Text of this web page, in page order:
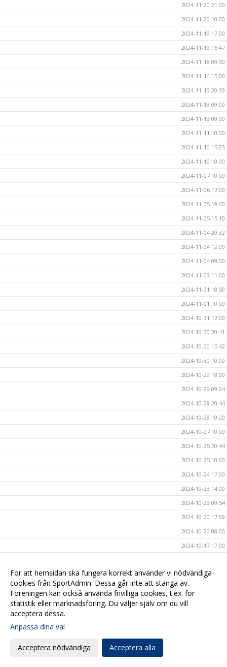
2024-11-20 21:00
2024-11-20 10:00
2024-11-19 17:00
2024-11-19 15:47
2024-11-18 09:30
2024-11-14 15:00
2024-11-13 20:39
2024-11-13 09:00
2024-11-13 09:00
2024-11-11 10:00
2024-11-10 15:23
2024-11-10 10:00
2024-11-07 10:00
2024-11-06 17:00
2024-11-05 19:00
2024-11-05 15:10
2024-11-04 20:32
2024-11-04 12:00
2024-11-04 09:00
2024-11-03 11:00
2024-11-01 18:59
2024-11-01 10:00
2024-10-31 17:00
2024-10-30 20:41
2024-10-30 15:42
2024-10-30 10:00
2024-10-29 18:00
2024-10-29 09:04
2024-10-28 20:44
2024-10-28 10:20
2024-10-27 10:00
2024-10-25 20:44
2024-10-25 10:00
2024-10-24 17:00
2024-10-23 14:00
2024-10-23 09:54
2024-10-20 17:09
2024-10-20 08:00
2024-10-17 17:00
2024-10-16 08:00
2024-10-15 10:40
2024-10-14 15:47
För att hemsidan ska fungera korrekt använder vi nödvändiga
cookies från SportAdmin. Dessa går inte att stänga av.
Föreningen kan också använda frivilliga cookies, t.ex. för
statistik eller marknadsföring. Du väljer själv om du vill
acceptera dessa.
Anpassa dina val
Acceptera nödvändiga Acceptera alla